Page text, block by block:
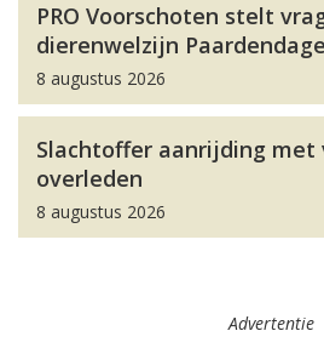
PRO Voorschoten stelt
dierenwelzijn
8 augustus 2026
Slachtoffer aanrijding met
overleden
8 augustus 2026
Advertentie